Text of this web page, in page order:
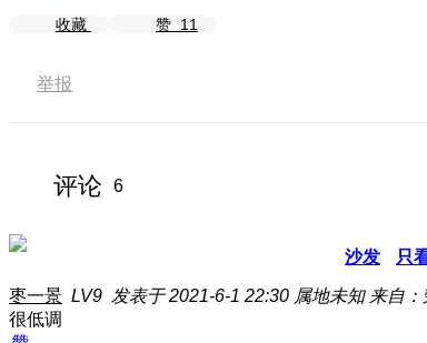
收藏 赞 11
举报
评论 6
沙发 只
枣一景 LV9 发表于 2021-6-1 22:30 属地未知 来自
很低调